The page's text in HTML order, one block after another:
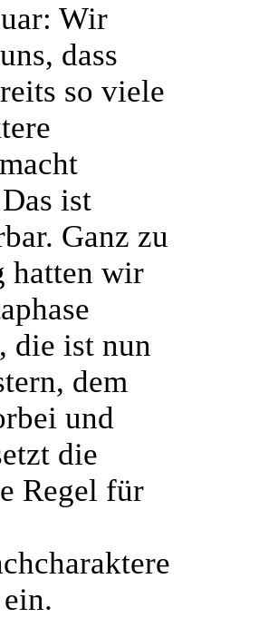
Wir
dass
so viele
ist
Ganz zu
hatten wir
die ist nun
dem
und
die
Regel für